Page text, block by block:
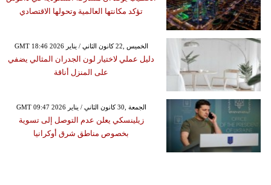
تؤكد مكانتها العالمية وتحولها الاقتصادي
GMT 18:46 2026 الخميس ,22 كانون الثاني / يناير
دليل عملي لاختيار لون الجدران المثالي يضفي
على المنزل أناقة
GMT 09:47 2026 الجمعة ,30 كانون الثاني / يناير
زيلينسكي يعلن عدم التوصل إلى تسوية
بخصوص مناطق شرق أوكرانيا